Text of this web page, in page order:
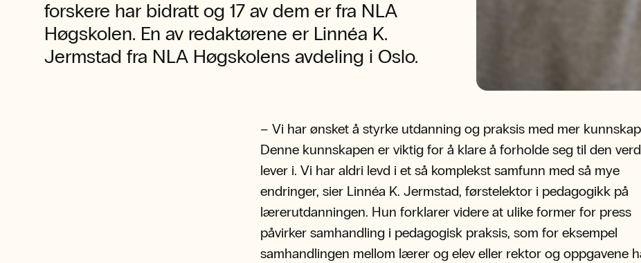
forskere har bidratt og 17 av dem er fra NLA
Høgskolen. En av redaktørene er Linnéa K.
Jermstad fra NLA Høgskolens avdeling i Oslo.
– Vi har ønsket å styrke utdanning og praksis med mer
Denne kunnskapen er viktig for å klare å forholde seg til den
lever i. Vi har aldri levd i et så komplekst samfunn med så mye
endringer, sier Linnéa K. Jermstad, førstelektor i pedagogikk på
lærerutdanningen. Hun forklarer videre at ulike former for press
påvirker samhandling i pedagogisk praksis, som for eksempel
samhandlingen mellom lærer og elev eller rektor og oppgavene